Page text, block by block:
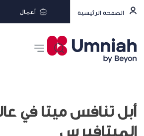
الصفحة الرئيسية أعمال
أبل تنافس ميتا في
الميتافيرس